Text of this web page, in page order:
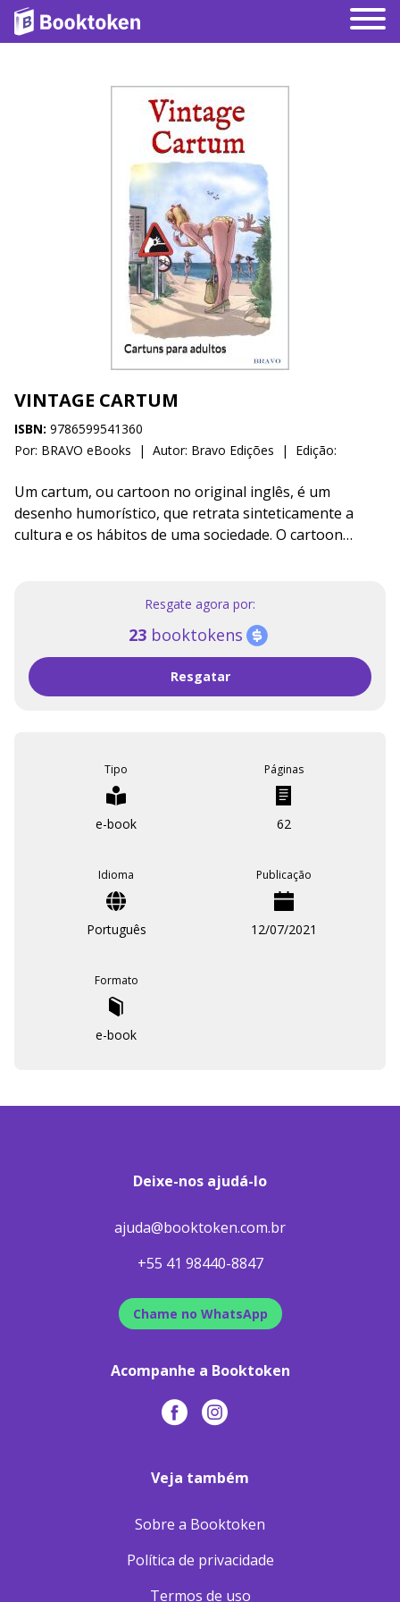
VINTAGE CARTUM
ISBN: 9786599541360
Por: BRAVO eBooks
| Autor: Bravo Edições | Edição:
Um cartum, ou cartoon no original inglês, é um
desenho humorístico, que retrata sinteticamente a
cultura e os hábitos de uma sociedade. O cartoon
disso tudo. Vintage Cartoon é uma seleção criteriosa de
cartuns clássicos voltados ao público adulto. Os 41
cartuns que compõem esta obra mostram situações e
comportamentos relacionados ao erotismo presentes
em nosso cotidiano que divertem o leitor mostrando
Resgate agora por:
23 booktokens
Resgatar
Tipo
e-book
Páginas
62
Idioma
Português
Publicação
12/07/2021
Formato
e-book
Deixe-nos ajudá-lo
ajuda@booktoken.com.br
+55 41 98440-8847
Chame no WhatsApp
Acompanhe a Booktoken
Veja também
Sobre a Booktoken
Política de privacidade
Termos de uso